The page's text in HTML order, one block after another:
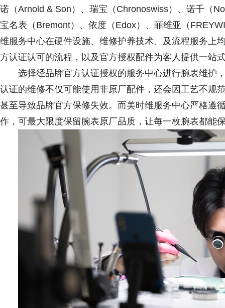
诺（Arnold & Son）、瑞宝（Chronoswiss）、诺千（
宝名表（Bremont）、依度（Edox）、菲维亚（
维服务中心在硬件设施、维修护养技术、及流程服务上
方认证认可的流程，以及官方授权配件为客人提供一站
选择经品牌官方认证授权的服务中心进行腕表维护
认证的维修不仅可能使用非原厂配件，还会因工艺不规
甚至导致品牌官方保修失效。而美时维服务中心严格遵
作，可最大限度保留腕表原厂品质，让每一枚腕表都能